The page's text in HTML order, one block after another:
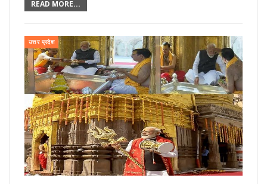
READ MORE...
उत्तर प्रदेश